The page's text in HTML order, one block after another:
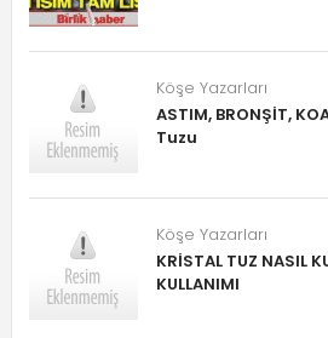
Köşe Yazarları
ASTIM, BRONŞİT,
Tuzu
Köşe Yazarları
KRİSTAL TUZ NASIL
KULLANIMI